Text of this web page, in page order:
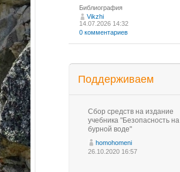
Библиография
Vikzhi
14.07.2026 14:32
0 комментариев
Поддерживаем
Сбор средств на издание
учебника "Безопасность на
бурной воде"
homohomeni
26.10.2020 16:57